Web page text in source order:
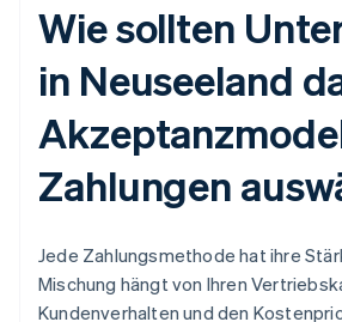
Wie sollten
in Neuseeland
Zahlungen
Jede Zahlungsmethode hat ihre
Mischung hängt von Ihren
Kundenverhalten und den